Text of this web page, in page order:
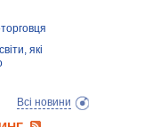
які
Всі новини